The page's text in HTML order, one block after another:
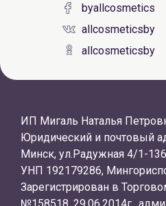
byallcosmetics
allcosmeticsby
allcosmeticsby
ИП Мигаль Наталья
Юридический и почтовый
Минск, ул.Радужная 4/1-136
УНП 192179286,
Зарегистрирован в